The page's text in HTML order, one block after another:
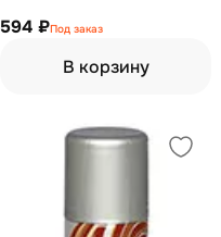
594 ₽Под заказ
В корзину